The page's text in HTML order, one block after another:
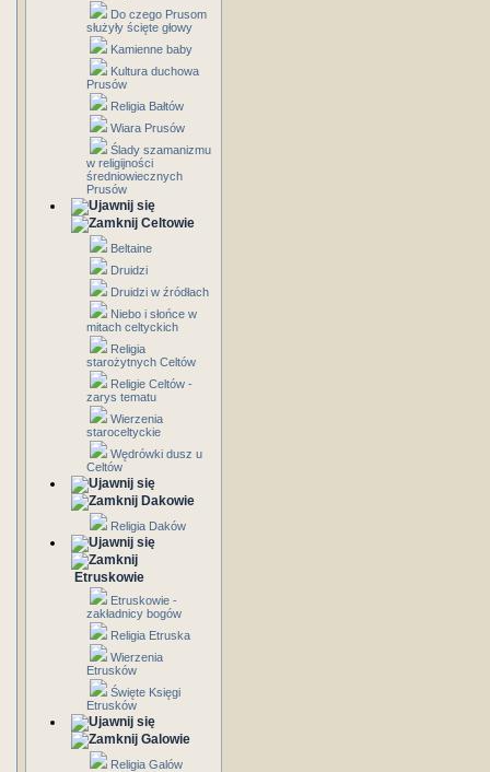
Do czego Prusom
służyły ścięte głowy
Kamienne baby
Kultura duchowa
Prusów
Religia Bałtów
Wiara Prusów
Ślady szamanizmu
w religijności
średniowiecznych
Prusów
Celtowie
Beltaine
Druidzi
Druidzi w źródłach
Niebo i słońce w
mitach celtyckich
Religia
starożytnych Celtów
Religie Celtów -
zarys tematu
Wierzenia
staroceltyckie
Wędrówki dusz u
Celtów
Dakowie
Religia Daków
Etruskowie
Etruskowie -
zakładnicy bogów
Religia Etruska
Wierzenia
Etrusków
Święte Księgi
Etrusków
Galowie
Religia Galów